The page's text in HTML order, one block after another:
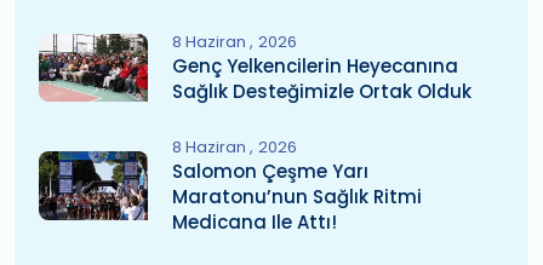
8 Haziran 2026
Genç Yelkencilerin Heyecanına
Sağlık Desteğimizle Ortak Olduk
8 Haziran 2026
Salomon Çeşme Yarı
Maratonu’nun Sağlık Ritmi
Medicana Ile Attı!